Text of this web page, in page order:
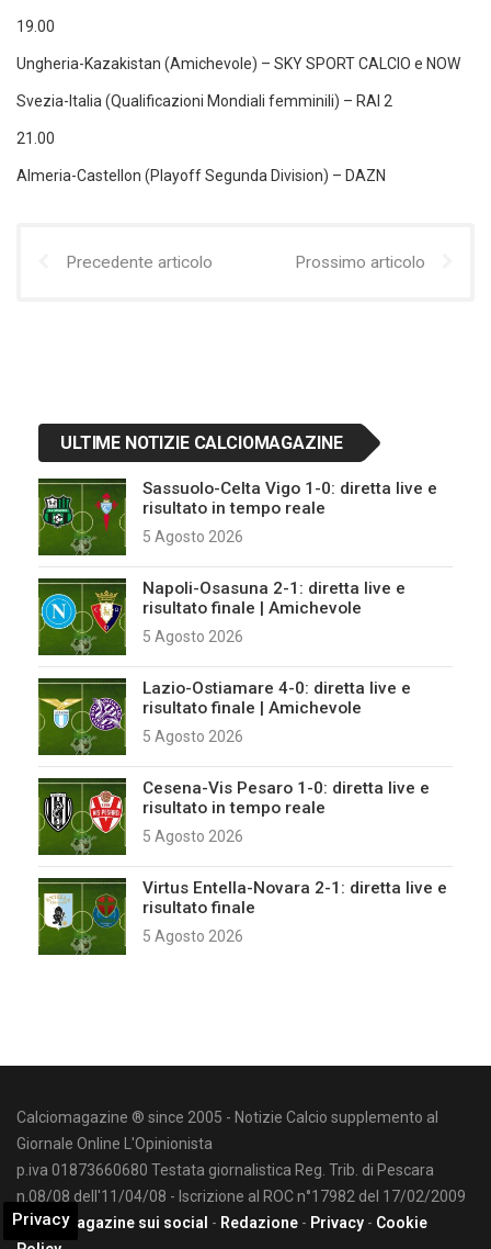
19.00
Ungheria-Kazakistan (Amichevole) – SKY SPORT CALCIO e NOW
Svezia-Italia (Qualificazioni Mondiali femminili) – RAI 2
21.00
Almeria-Castellon (Playoff Segunda Division) – DAZN
Precedente articolo Prossimo articolo
ULTIME NOTIZIE CALCIOMAGAZINE
Sassuolo-Celta Vigo 1-0: diretta live e
risultato in tempo reale
5 Agosto 2026
Napoli-Osasuna 2-1: diretta live e
risultato finale | Amichevole
5 Agosto 2026
Lazio-Ostiamare 4-0: diretta live e
risultato finale | Amichevole
5 Agosto 2026
Cesena-Vis Pesaro 1-0: diretta live e
risultato in tempo reale
5 Agosto 2026
Virtus Entella-Novara 2-1: diretta live e
risultato finale
5 Agosto 2026
Calciomagazine ® since 2005 - Notizie Calcio supplemento al
Giornale Online L'Opinionista
p.iva 01873660680 Testata giornalistica Reg. Trib. di Pescara
n.08/08 dell'11/04/08 - Iscrizione al ROC n°17982 del 17/02/2009
Calciomagazine sui social - Redazione - Privacy - Cookie
Privacy